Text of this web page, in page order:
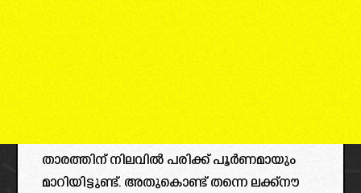
താരത്തിന് നിലവിൽ പരിക്ക് പൂർണമായും
മാറിയിട്ടുണ്ട്. അതുകൊണ്ട് തന്നെ ലക്ക്നൗ